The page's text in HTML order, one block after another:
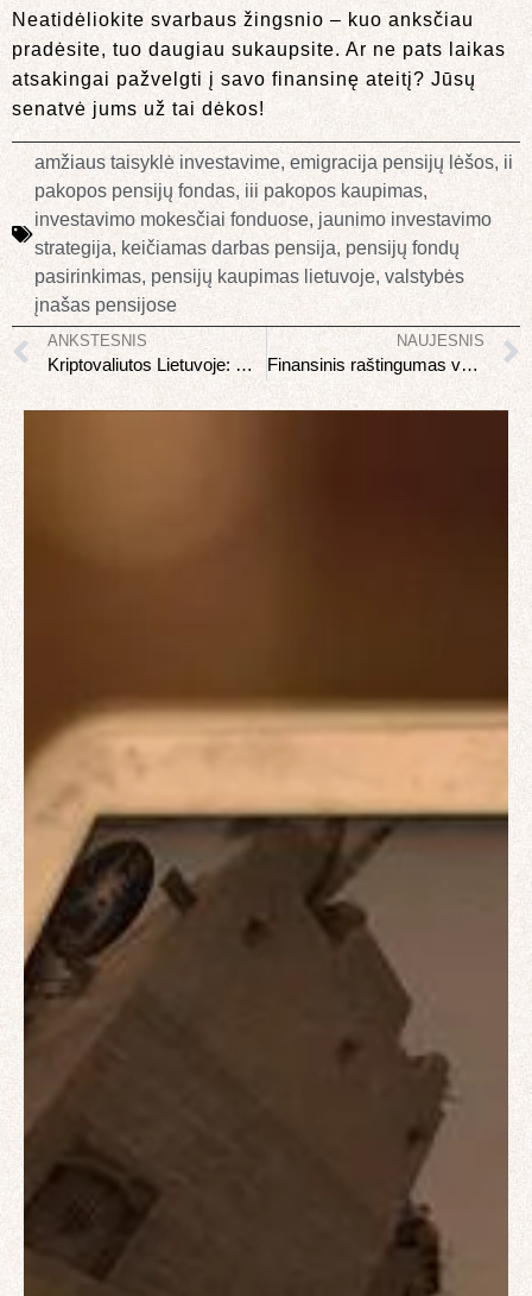
Neatidėliokite svarbaus žingsnio – kuo anksčiau
pradėsite, tuo daugiau sukaupsite. Ar ne pats laikas
atsakingai pažvelgti į savo finansinę ateitį? Jūsų
senatvė jums už tai dėkos!
amžiaus taisyklė investavime, emigracija pensijų lėšos, ii
pakopos pensijų fondas, iii pakopos kaupimas,
investavimo mokesčiai fonduose, jaunimo investavimo
strategija, keičiamas darbas pensija, pensijų fondų
pasirinkimas, pensijų kaupimas lietuvoje, valstybės
įnašas pensijose
ANKSTESNIS
Kriptovaliutos Lietuvoje: mokesčiai, reguliavimas ir investavimas
NAUJESNIS
Finansinis raštingumas vaikams: kaip mokyti apie pinigus